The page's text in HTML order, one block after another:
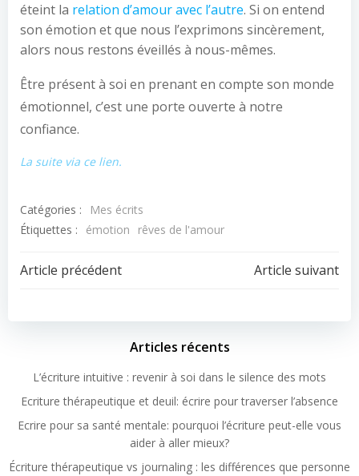
éteint la relation d’amour avec l’autre. Si on entend
son émotion et que nous l’exprimons sincèrement,
alors nous restons éveillés à nous-mêmes.
Être présent à soi en prenant en compte son monde
émotionnel, c’est une porte ouverte à notre
confiance.
La suite via ce lien.
Catégories :
Mes écrits
Étiquettes :
émotion rêves de l'amour
Article précédent Article suivant
Articles récents
L’écriture intuitive : revenir à soi dans le silence des mots
Ecriture thérapeutique et deuil: écrire pour traverser l’absence
Ecrire pour sa santé mentale: pourquoi l’écriture peut-elle vous
aider à aller mieux?
Écriture thérapeutique vs journaling : les différences que personne